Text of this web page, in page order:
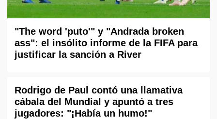
"The word 'puto'" y "Andrada broken
ass": el insólito informe de la FIFA para
justificar la sanción a River
Rodrigo de Paul contó una llamativa
cábala del Mundial y apuntó a tres
jugadores: "¡Había un humo!"